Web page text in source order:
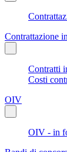
Contrattazione
Contratti
Costi
OIV
OIV - in